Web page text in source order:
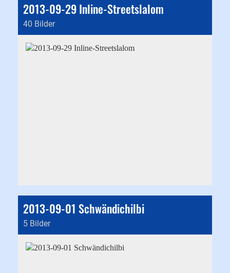
2013-09-29 Inline-Streetslalom
40 Bilder
2013-09-01 Schwändichilbi
5 Bilder